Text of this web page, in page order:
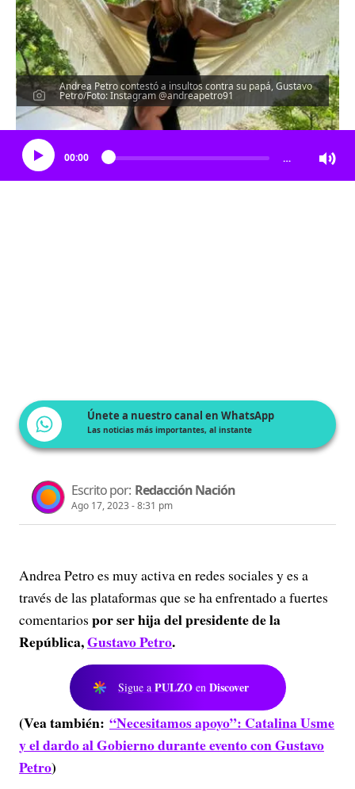
Andrea Petro contestó a insultos contra su papá, Gustavo
Petro/Foto: Instagram @andreapetro91
Escucha el artículo
00:00 …
Únete a nuestro canal en WhatsApp
Las noticias más importantes, al instante
Escrito por: Redacción Nación
Ago 17, 2023 - 8:31 pm
Andrea Petro es muy activa en redes sociales y es a
través de las plataformas que se ha enfrentado a fuertes
comentarios por ser hija del presidente de la
República,Gustavo Petro.
Sigue a PULZO en Discover
(Vea también: “Necesitamos apoyo”: Catalina Usme
y el dardo al Gobierno durante evento con Gustavo
Petro)